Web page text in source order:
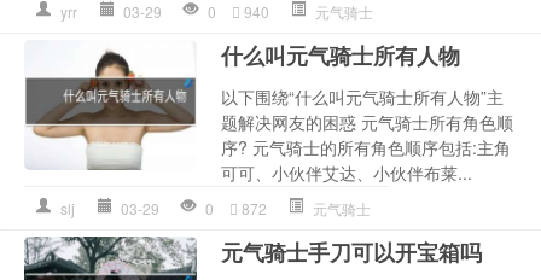
yrr 03-29 0 940 元气骑士
什么叫元气骑士所有人物
以下围绕“什么叫元气骑士所有人物”主
题解决网友的困惑 元气骑士所有角色顺
序? 元气骑士的所有角色顺序包括:主角
可可、小伙伴艾达、小伙伴布莱...
slj 03-29 0 872 元气骑士
元气骑士手刀可以开宝箱吗